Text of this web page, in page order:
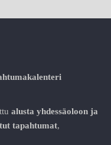
alusta yhdessäoloon ja
tapahtumat,